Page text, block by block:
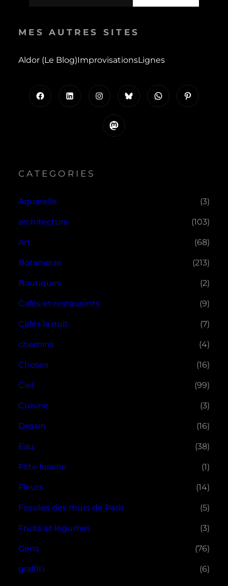
MES AUTRES SITES
Aldor (le Blog)ImprovisationsLignes
Instagram WhatsApp
Mastodon
CATEGORIES
Aquarelle (3)
architecture (103)
Art (68)
Botanique (213)
Boutiques (2)
Cafés et restaurants (9)
Cafés la nuit (7)
chemins (4)
Choses (16)
Ciel (99)
Cuisine (3)
Dessin (16)
Eau (38)
Fête foraine (1)
Fleurs (14)
Fossiles des murs de Paris (5)
Fruits et légumes (3)
Gens (76)
graffiti (6)